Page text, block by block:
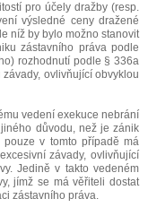
pro účely dražby (resp.
výsledné ceny dražené
níž by bylo možno stanovit
zástavního práva podle
rozhodnutí podle § 336a
ovlivňující obvyklou
vedení exekuce nebrání
důvodu, než je zánik
pouze v tomto případě má
závady, ovlivňující
Jedině v takto vedeném
jímž se má věřiteli dostat
zástavního práva.